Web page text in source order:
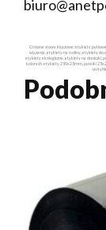
Główne słowa kluczowe: etykiety
wiązania, etykiety na rośliny, etykiety do
etykiety ekologiczne, etykiety na doniczki,
kolorach, etykiety 250x25mm, pętelki